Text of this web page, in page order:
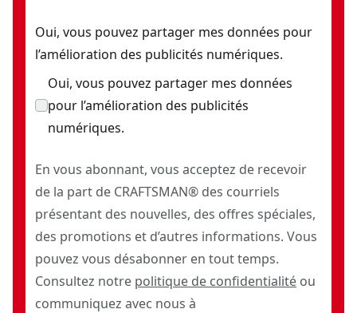
Oui, vous pouvez partager mes données pour
l’amélioration des publicités numériques.
Oui, vous pouvez partager mes données
pour l’amélioration des publicités
numériques.
En vous abonnant, vous acceptez de recevoir
de la part de CRAFTSMAN® des courriels
présentant des nouvelles, des offres spéciales,
des promotions et d’autres informations. Vous
pouvez vous désabonner en tout temps.
Consultez notre politique de confidentialité ou
communiquez avec nous à